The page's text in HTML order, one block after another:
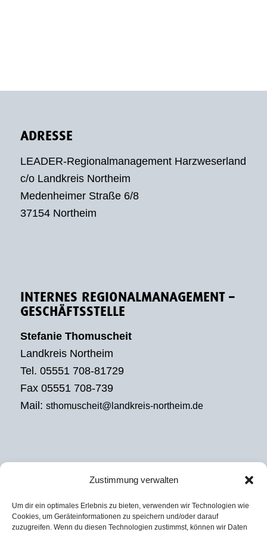
Zustimmung verwalten
Um dir ein optimales Erlebnis zu bieten, verwenden wir Technologien wie
Cookies, um Geräteinformationen zu speichern und/oder darauf
zuzugreifen. Wenn du diesen Technologien zustimmst, können wir Daten
ADRESSE
LEADER-Regionalmanagement Harzweserland
c/o Landkreis Northeim
Medenheimer Straße 6/8
37154 Northeim
INTERNES REGIONALMANAGEMENT –
GESCHÄFTSSTELLE
Stefanie Thomuscheit
Landkreis Northeim
Tel. 05551 708-81729
Fax 05551 708-739
Mail: sthomuscheit@landkreis-northeim.de
EXTERNES REGIONALMANAGEMENT
Julian David
KoRiS – Kommunikative Stadt- und